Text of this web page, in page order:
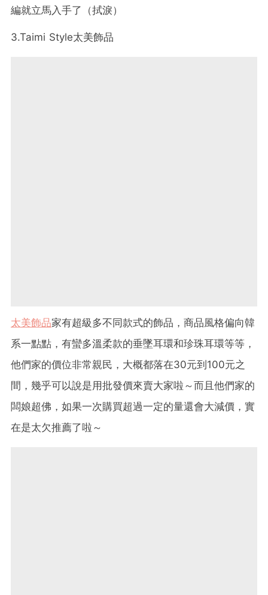
編就立馬入手了（拭淚）
3.Taimi Style太美飾品
太美飾品家有超級多不同款式的飾品，商品風格偏向韓
系一點點，有蠻多溫柔款的垂墜耳環和珍珠耳環等等，
他們家的價位非常親民，大概都落在30元到100元之
間，幾乎可以說是用批發價來賣大家啦～而且他們家的
闆娘超佛，如果一次購買超過一定的量還會大減價，實
在是太欠推薦了啦～